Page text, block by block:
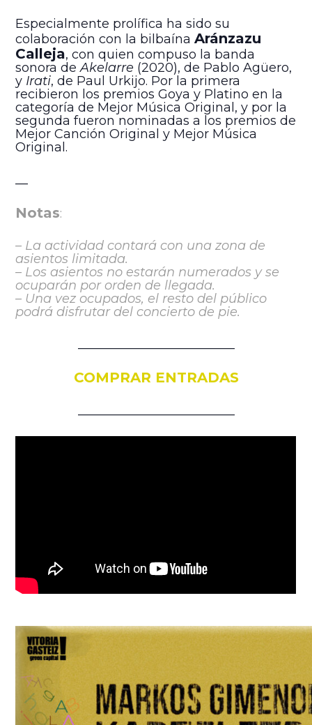
Especialmente prolífica ha sido su
colaboración con la bilbaínaAránzazu
Calleja, con quien compuso la banda
sonora deAkelarre (2020), de Pablo Agüero,
y Irati, de Paul Urkijo. Por la primera
recibieron los premios Goya y Platino en la
categoría de Mejor Música Original, y por la
segunda fueron nominadas a los premios de
Mejor Canción Original y Mejor Música
Original.
Notas:
– La actividad contará con una zona de
asientos limitada.
– Los asientos no estarán numerados y se
ocuparán por orden de llegada.
– Una vez ocupados, el resto del público
podrá disfrutar del concierto de pie.
COMPRAR ENTRADAS